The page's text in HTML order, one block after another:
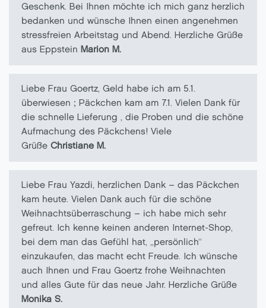
Geschenk. Bei Ihnen möchte ich mich ganz herzlich
bedanken und wünsche Ihnen einen angenehmen
stressfreien Arbeitstag und Abend. Herzliche Grüße
aus Eppstein Marion M.
Liebe Frau Goertz, Geld habe ich am 5.1.
überwiesen ; Päckchen kam am 7.1. Vielen Dank für
die schnelle Lieferung , die Proben und die schöne
Aufmachung des Päckchens! Viele
Grüße Christiane M.
Liebe Frau Yazdi, herzlichen Dank – das Päckchen
kam heute. Vielen Dank auch für die schöne
Weihnachtsüberraschung – ich habe mich sehr
gefreut. Ich kenne keinen anderen Internet-Shop,
bei dem man das Gefühl hat, „persönlich“
einzukaufen, das macht echt Freude. Ich wünsche
auch Ihnen und Frau Goertz frohe Weihnachten
und alles Gute für das neue Jahr. Herzliche Grüße
Monika S.